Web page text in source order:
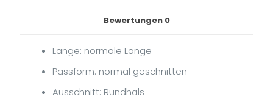
Bewertungen 0
Länge: normale Länge
Passform: normal geschnitten
Ausschnitt: Rundhals